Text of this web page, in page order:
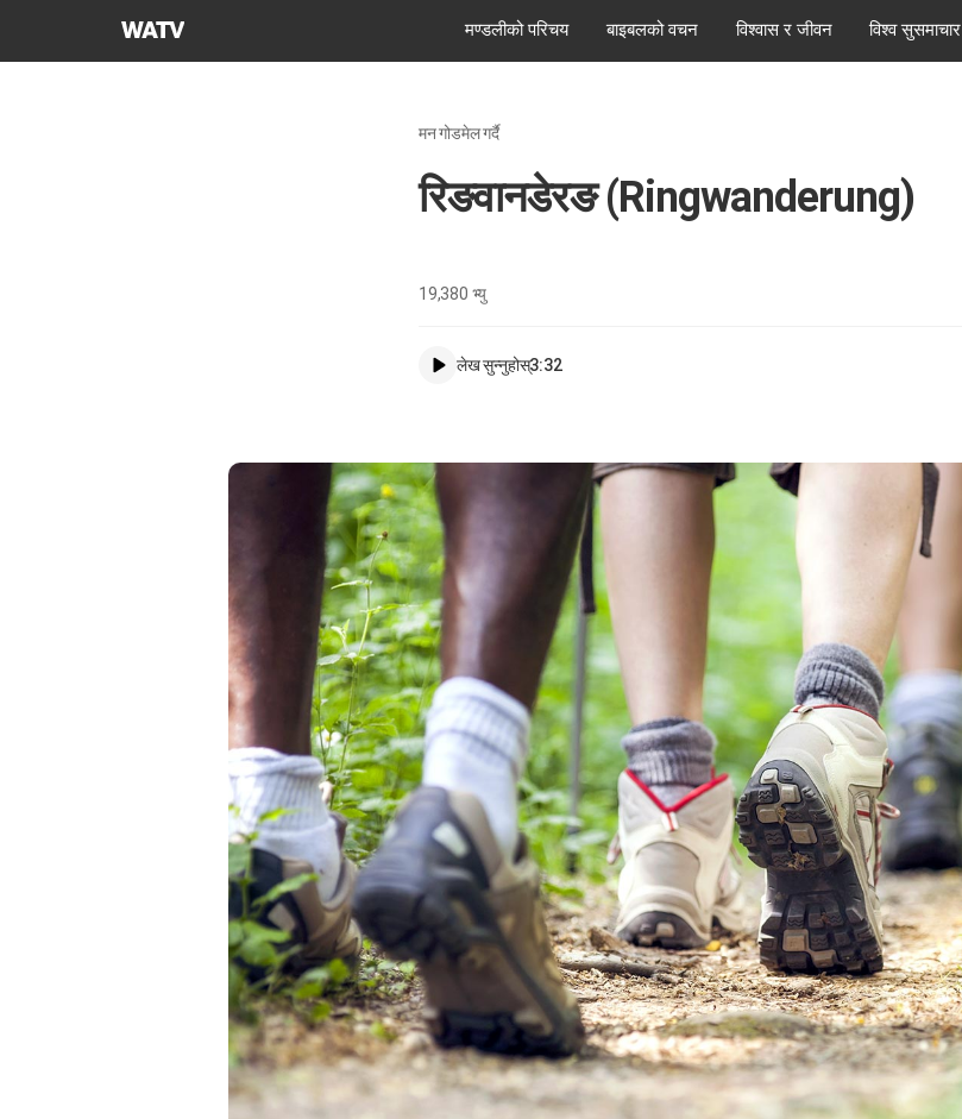
परमेश्वरको
मण्डलीको परिचय बाइबलको वचन विश्वास र जीवन विश्व सुसमाचार
मन गोडमेल गर्दै
रिङवानडेरङ (Ringwanderung)
19,380 भ्यु
लेख सुन्नुहोस्3:32